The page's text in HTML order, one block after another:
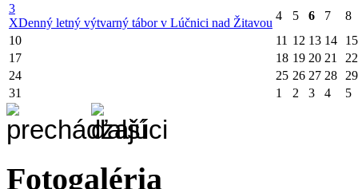
3
XDenný letný výtvarný tábor v Lúčnici nad Žitavou
4 5 6 7
8
10
11 12 13 14
15
17
18 19 20 21
22
24
25 26 27 28
29
31
1 2 3 4 5
Fotogaléria